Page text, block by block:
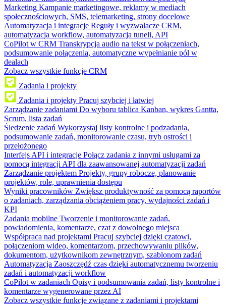
Marketing Kampanie marketingowe, reklamy w mediach
społecznościowych, SMS, telemarketing, strony docelowe
Automatyzacja i integracje Reguły i wyzwalacze CRM,
automatyzacja workflow, automatyzacja tuneli, API
CoPilot w CRM Transkrypcja audio na tekst w połączeniach,
podsumowanie połączenia, automatyczne wypełnianie pól w
dealach
Zobacz wszystkie funkcje CRM
Zadania i projekty
Zadania i projekty Pracuj szybciej i łatwiej
Zarządzanie zadaniami Do wyboru tablica Kanban, wykres Gantta,
Scrum, lista zadań
Śledzenie zadań Wykorzystaj listy kontrolne i podzadania,
podsumowanie zadań, monitorowanie czasu, tryb ostrości i
przełożonego
Interfejs API i integracje Połącz zadania z innymi usługami za
pomocą integracji API dla zaawansowanej automatyzacji zadań
Zarządzanie projektem Projekty, grupy robocze, planowanie
projektów, role, uprawnienia dostępu
Wyniki pracowników Zwiększ produktywność za pomocą raportów
o zadaniach, zarządzania obciążeniem pracy, wydajności zadań i
KPI
Zadania mobilne Tworzenie i monitorowanie zadań,
powiadomienia, komentarze, czat z dowolnego miejsca
Współpraca nad projektami Pracuj szybciej dzięki czatowi,
połączeniom wideo, komentarzom, przechowywaniu plików,
dokumentom, użytkownikom zewnętrznym, szablonom zadań
Automatyzacja Zaoszczędź czas dzięki automatycznemu tworzeniu
zadań i automatyzacji workflow
CoPilot w zadaniach Opisy i podsumowania zadań, listy kontrolne i
komentarze wygenerowane przez AI
Zobacz wszystkie funkcje związane z zadaniami i projektami